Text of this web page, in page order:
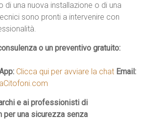
di una nuova installazione o di una
sono pronti a intervenire con
o un preventivo gratuito:
Clicca qui per avviare la chat Email:
e ai professionisti di
per una sicurezza senza